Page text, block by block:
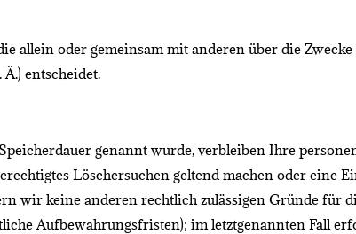
allein oder gemeinsam mit anderen über die
entscheidet.
genannt wurde, verbleiben Ihre
Löschersuchen geltend machen oder eine
wir keine anderen rechtlich zulässigen Gründe für
Aufbewahrungsfristen); im letztgenannten Fall